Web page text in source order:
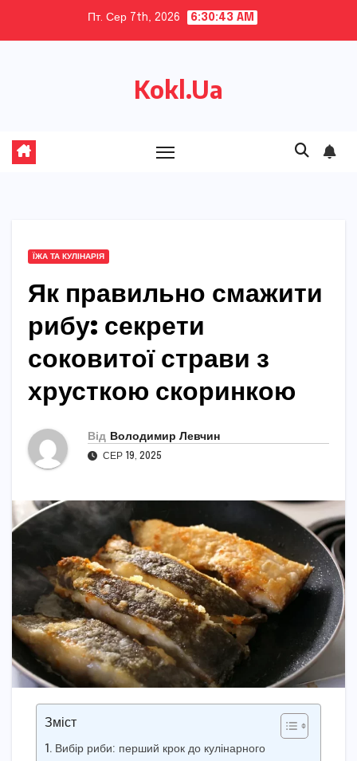
Пт. Сер 7th, 2026 6:30:44 AM
Kokl.Ua
ЇЖА ТА КУЛІНАРІЯ
Як правильно смажити
рибу: секрети
соковитої страви з
хрусткою скоринкою
Від Володимир Левчин
СЕР 19, 2025
Зміст
Вибір риби: перший крок до кулінарного